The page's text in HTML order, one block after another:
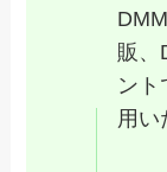
販、
ント
用い